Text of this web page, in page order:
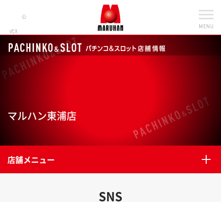
MENU
公
式X
マルハン東浦店
店舗メニュー
SNS